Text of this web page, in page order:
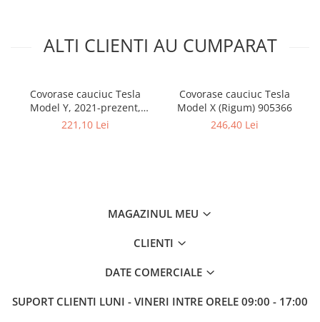
ALTI CLIENTI AU CUMPARAT
Covorase cauciuc Tesla
Model Y, 2021-prezent,
Rigum
221,10 Lei
Covorase cauciuc Tesla
Model X (Rigum) 905366
246,40 Lei
MAGAZINUL MEU
CLIENTI
DATE COMERCIALE
SUPORT CLIENTI LUNI - VINERI INTRE ORELE 09:00 - 17:00